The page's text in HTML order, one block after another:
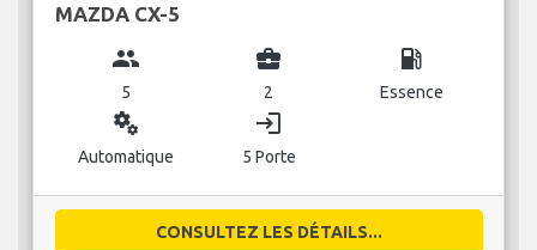
MAZDA CX-5
group
5
business_center
2
local_gas_station
Essence
miscellaneous_services
Automatique
login
5 Porte
CONSULTEZ LES DÉTAILS...